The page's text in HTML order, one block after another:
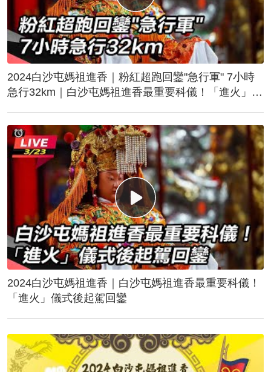
2024白沙屯媽祖進香｜粉紅超跑回鑾"急行軍" 7小時
急行32km｜白沙屯媽祖進香最重要科儀！「進火」儀
2024白沙屯媽祖進香｜白沙屯媽祖進香最重要科儀！
「進火」儀式後起駕回鑾